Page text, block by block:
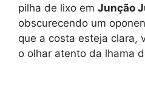
pilha de lixo em Junção
obscurecendo um
que a costa esteja clara,
o olhar atento da lhama